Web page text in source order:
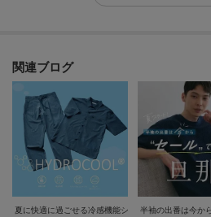
関連ブログ
夏に快適に過ごせる冷感機能シリーズ”HYDRO
半袖の出番は今か